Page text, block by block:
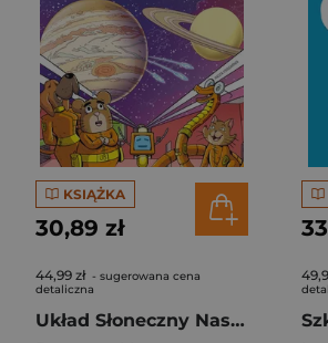
KSIĄŻKA
30,89 zł
44,99 zł - sugerowana cena
detaliczna
Układ Słoneczny Nasze miejsce w kosmosie